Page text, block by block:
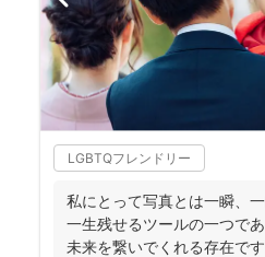
LGBTQフレンドリー
私にとって写真とは一瞬、
一生残せるツールの一つで
未来を繋いでくれる存在で